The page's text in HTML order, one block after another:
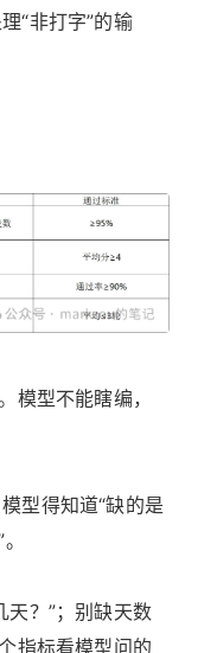
“非打字”的输
模型不能瞎编，
型得知道“缺的是
天？”；别缺天数
指标看模型问的